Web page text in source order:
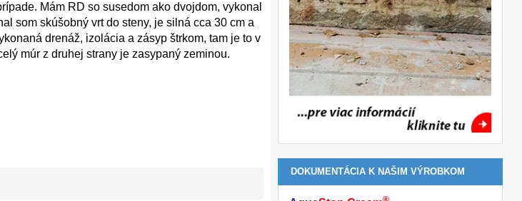
Mám RD so susedom ako dvojdom, vykonal
som skúšobný vrt do steny, je silná cca 30 cm a
drenáž, izolácia a zásyp štrkom, tam je to v
múr z druhej strany je zasypaný zeminou.
DOKUMENTÁCIA K NAŠIM VÝROBKOM